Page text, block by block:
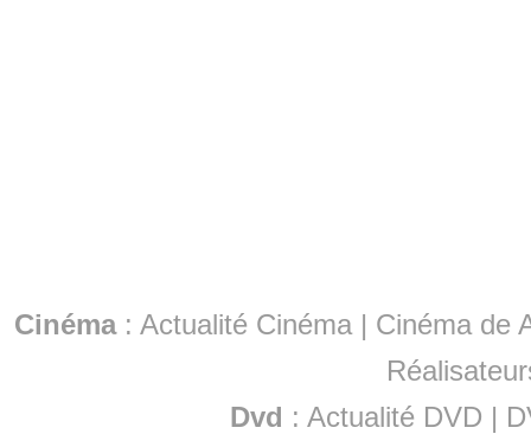
Cinéma: Actualité Cinéma | Cinéma de
Dvd : Actualité DVD |